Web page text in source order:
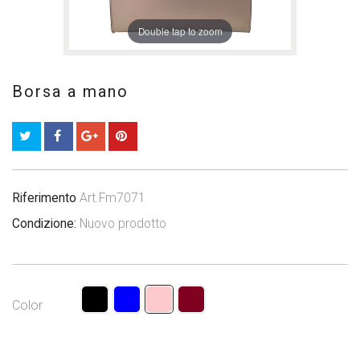
Double tap to zoom
Borsa a mano
Riferimento Art.Fm7071
Condizione: Nuovo prodotto
Color